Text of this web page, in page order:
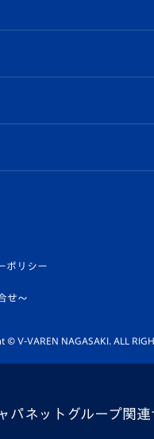
ン
フィール
紹介
動
ン活動
んの長崎おもてなしガイド
ラリー
グルメ
（ファンクラブ）
ズスイート
ショップ
お知らせ
んインスタグラム
ポリシー
せ〜
© V-VAREN NAGASAKI. ALL
パネットグループ関連